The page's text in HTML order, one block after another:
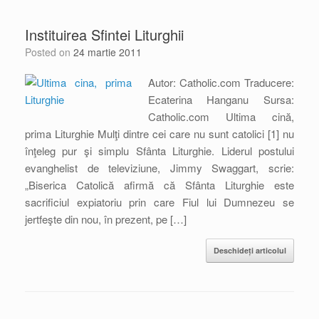
Instituirea Sfintei Liturghii
Posted on 24 martie 2011
Autor: Catholic.com Traducere:
Ecaterina Hanganu Sursa:
Catholic.com Ultima cină,
prima Liturghie Mulţi dintre cei care nu sunt catolici [1] nu
înţeleg pur şi simplu Sfânta Liturghie. Liderul postului
evanghelist de televiziune, Jimmy Swaggart, scrie:
„Biserica Catolică afirmă că Sfânta Liturghie este
sacrificiul expiatoriu prin care Fiul lui Dumnezeu se
jertfeşte din nou, în prezent, pe […]
Deschideți articolul